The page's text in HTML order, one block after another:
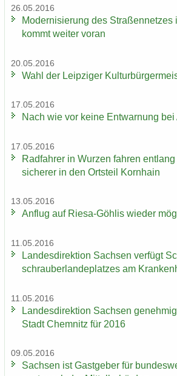
26.05.2016
Mo­der­ni­sie­rung des Stra­ßen­net­zes
kommt wei­ter voran
20.05.2016
Wahl der Leip­zi­ger
17.05.2016
Nach wie vor keine Ent­war­nung bei
17.05.2016
Rad­fah­rer in Wur­zen fah­ren
si­che­rer in den Orts­teil Korn­hain
13.05.2016
An­flug auf Riesa-​Göhlis wie­der
11.05.2016
Lan­des­di­rek­ti­on Sach­sen ver­fügt
schrau­ber­lan­de­plat­zes am
11.05.2016
Lan­des­di­rek­ti­on Sach­sen
Stadt Chem­nitz für 2016
09.05.2016
Sach­sen ist Gast­ge­ber für